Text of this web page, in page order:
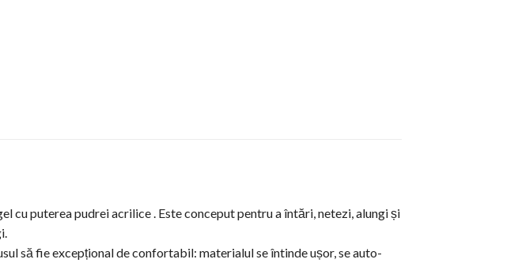
puterea pudrei acrilice . Este conceput pentru a întări, netezi, alungi și
să fie excepțional de confortabil: materialul se întinde ușor, se auto-